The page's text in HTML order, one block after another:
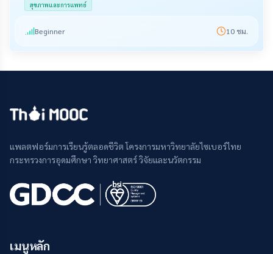
สุขภาพและการแพทย์
Beginner 10 ชม.
แพลตฟอร์มการเรียนรู้ตลอดชีวิต โครงการมหาวิทยาลัยไซเบอร์ไทย
กระทรวงการอุดมศึกษา วิทยาศาสตร์ วิจัยและนวัตกรรม
เมนูหลัก